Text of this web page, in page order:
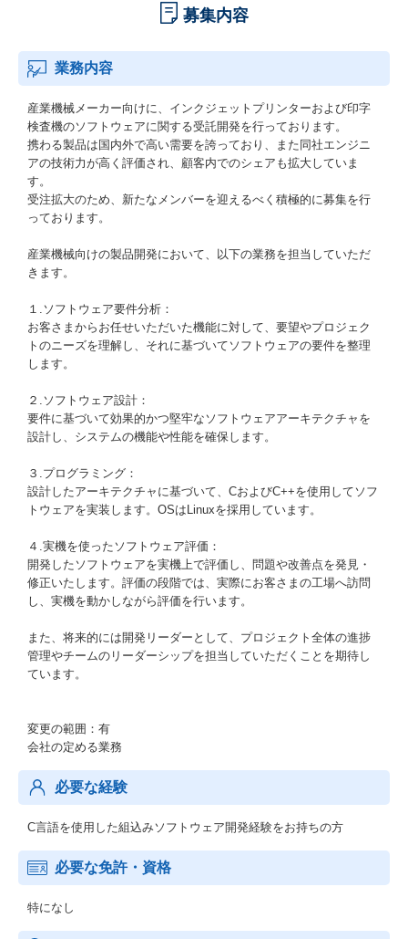
募集内容
業務内容
産業機械メーカー向けに、インクジェットプリンターおよび印字
検査機のソフトウェアに関する受託開発を行っております。
携わる製品は国内外で高い需要を誇っており、また同社エンジニ
アの技術力が高く評価され、顧客内でのシェアも拡大していま
す。
受注拡大のため、新たなメンバーを迎えるべく積極的に募集を行
っております。
産業機械向けの製品開発において、以下の業務を担当していただ
きます。
１.ソフトウェア要件分析：
お客さまからお任せいただいた機能に対して、要望やプロジェク
トのニーズを理解し、それに基づいてソフトウェアの要件を整理
します。
２.ソフトウェア設計：
要件に基づいて効果的かつ堅牢なソフトウェアアーキテクチャを
設計し、システムの機能や性能を確保します。
３.プログラミング：
設計したアーキテクチャに基づいて、CおよびC++を使用してソフ
トウェアを実装します。OSはLinuxを採用しています。
４.実機を使ったソフトウェア評価：
開発したソフトウェアを実機上で評価し、問題や改善点を発見・
修正いたします。評価の段階では、実際にお客さまの工場へ訪問
し、実機を動かしながら評価を行います。
また、将来的には開発リーダーとして、プロジェクト全体の進捗
管理やチームのリーダーシップを担当していただくことを期待し
ています。
変更の範囲：有
会社の定める業務
必要な経験
C言語を使用した組込みソフトウェア開発経験をお持ちの方
必要な免許・資格
特になし